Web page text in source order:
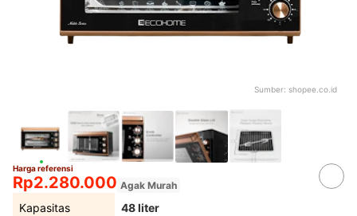
Sumber: shopee.co.id
Harga referensi
Rp2.280.000 Agak Murah
Kapasitas 48 liter